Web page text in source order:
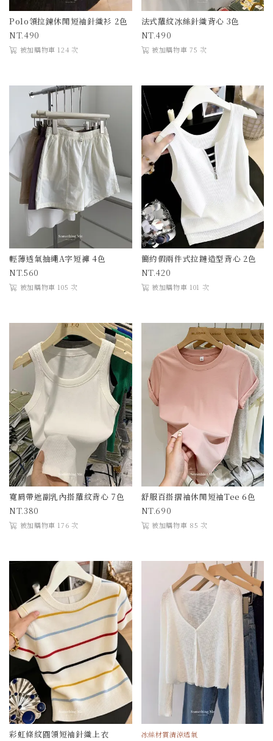
Polo領拉鍊休閒短袖針織衫 2色
490
被加購物車 124 次
法式羅紋冰絲針織背心 3色
490
被加購物車 75 次
輕薄透氣抽繩A字短褲 4色
560
被加購物車 105 次
簡約假兩件式拉鏈造型背心 2色
420
被加購物車 101 次
寬肩帶遮副乳內搭羅紋背心 7色
380
被加購物車 176 次
舒服百搭摺袖休閒短袖Tee 6色
690
被加購物車 85 次
彩虹條紋圓領短袖針織上衣 冰絲材質清涼透氣